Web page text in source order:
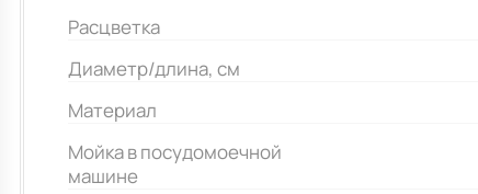
Расцветка
Диаметр/длина, см
Материал
Мойка в посудомоечной
машине